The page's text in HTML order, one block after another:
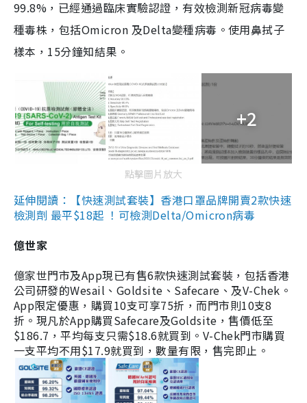
99.8%，已經通過臨床實驗認證，有效檢測新冠病毒變
種毒株，包括Omicron 及Delta變種病毒。使用鼻拭子
樣本，15分鐘知結果。
+2
點擊圖片放大
延伸閱讀：【快速測試套裝】香港口罩品牌開賣2款快速
檢測劑 最平$18起 ！可檢測Delta/Omicron病毒
億世家
億家世門市及App現已有售6款快速測試套裝，包括香港
公司研發的Wesail、Goldsite、Safecare、及V-Chek。
App限定優惠，購買10支可享75折，而門市則10支8
折。現凡於App購買Safecare及Goldsite，售價低至
$186.7，平均每支只需$18.6就買到。V-Chek門市購買
一支平均不用$17.9就買到，數量有限，售完即止。